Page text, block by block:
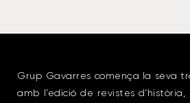
Grup Gavarres comença la seva
amb l’edició de revistes